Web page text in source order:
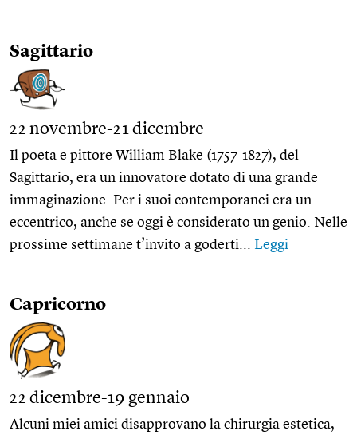
Sagittario
22 novembre-21 dicembre
Il poeta e pittore William Blake (1757-1827), del
Sagittario, era un innovatore dotato di una grande
immaginazione. Per i suoi contemporanei era un
eccentrico, anche se oggi è considerato un genio. Nelle
prossime settimane t’invito a goderti... Leggi
Capricorno
22 dicembre-19 gennaio
Alcuni miei amici disapprovano la chirurgia estetica,